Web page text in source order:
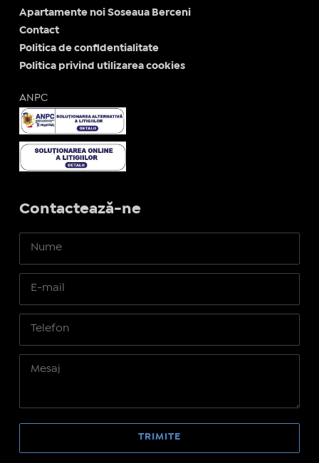
Apartamente noi Soseaua Berceni
Contact
Politica de confidentialitate
Politica privind utilizarea cookies
ANPC
Contactează-ne